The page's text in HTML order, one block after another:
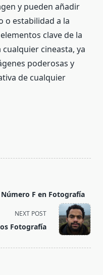
y pueden añadir
o estabilidad a la
clave de la
cineasta, ya
poderosas y
de cualquier
Número F en Fotografía
NEXT POST
Fotografía